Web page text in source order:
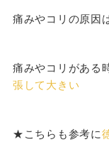
痛みやコリの原因
痛みやコリがある
張して大きい
★こちらも参考に